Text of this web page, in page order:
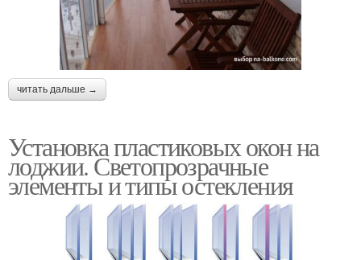
читать дальше →
Установка пластиковых окон на
лоджии. Светопрозрачные
элементы и типы остекления